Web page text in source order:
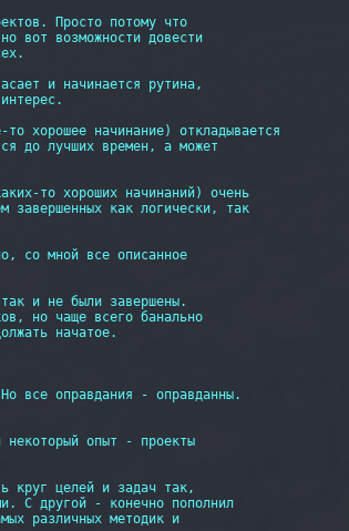
Просто потому что
вот возможности довести
и начинается рутина,
хорошее начинание) откладывается
до лучших времен, а может
то хороших начинаний) очень
завершенных как логически, так
со мной все описанное
и не были завершены.
но чаще всего банально
начатое.
все оправдания - оправданны.
некоторый опыт - проекты
круг целей и задач так,
С другой - конечно пополнил
различных методик и